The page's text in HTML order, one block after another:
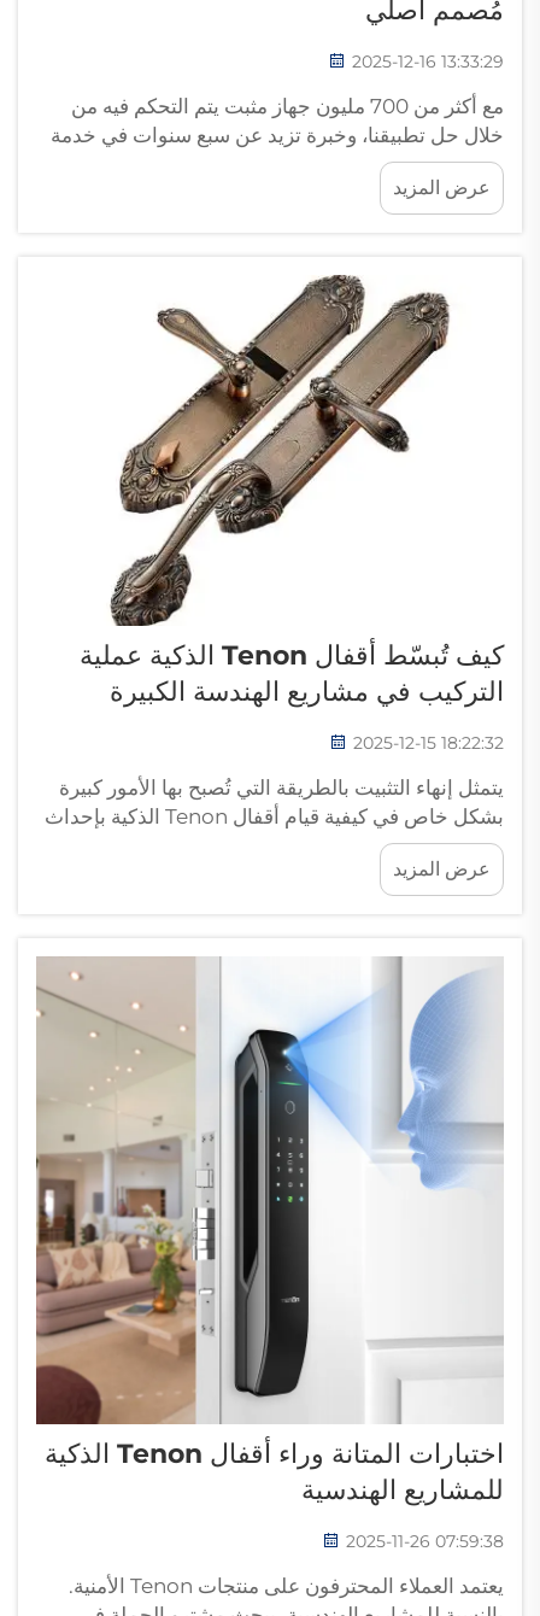
مُصمم أصلي
2025-12-16 13:33:29
مع أكثر من 700 مليون جهاز مثبت يتم التحكم فيه من
خلال حل تطبيقنا، وخبرة تزيد عن سبع سنوات في خدمة
أبرز العلامات التجارية العالمية للأقفال الذكية، يعتمد
الديناميكية لحياة المنزل المتصل إلى منزلك ...
عرض المزيد
كيف تُبسّط أقفال Tenon الذكية عملية
التركيب في مشاريع الهندسة الكبيرة
2025-12-15 18:22:32
يتمثل إنهاء التثبيت بالطريقة التي تُصبح بها الأمور كبيرة
بشكل خاص في كيفية قيام أقفال Tenon الذكية بإحداث
تغييرات جذرية. كما أنها توفر الراحة للمشاريع الهندسية
الكبيرة، وليس فقط الأمن. مبنى هائلاً أو...
عرض المزيد
اختبارات المتانة وراء أقفال Tenon الذكية
للمشاريع الهندسية
2025-11-26 07:59:38
يعتمد العملاء المحترفون على منتجات Tenon الأمنية.